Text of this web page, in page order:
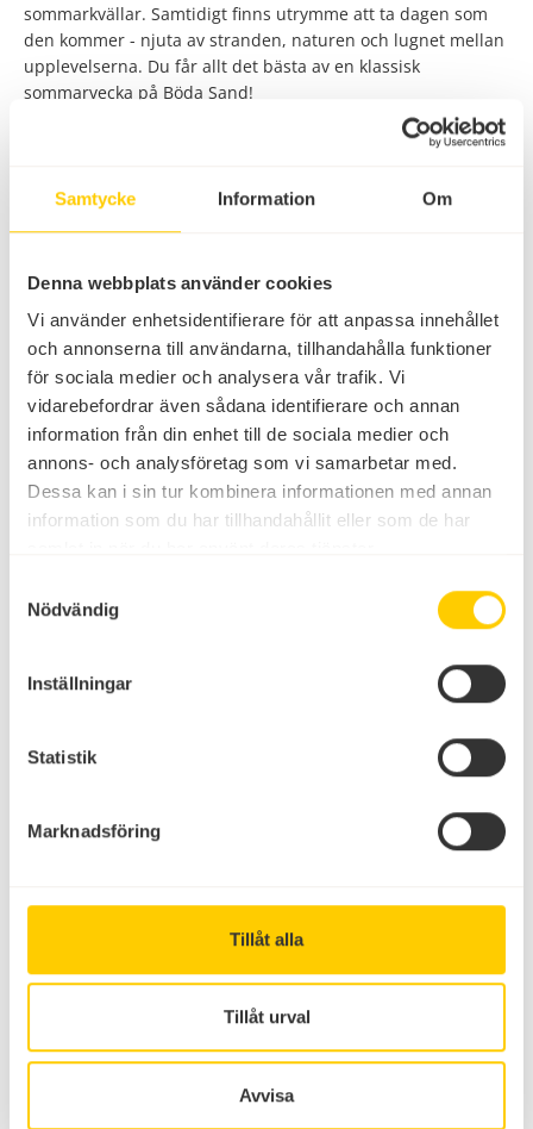
Samtycke Information Om
Denna webbplats använder cookies
Vi använder enhetsidentifierare för att anpassa innehållet
och annonserna till användarna, tillhandahålla funktioner
för sociala medier och analysera vår trafik. Vi
vidarebefordrar även sådana identifierare och annan
information från din enhet till de sociala medier och
annons- och analysföretag som vi samarbetar med.
Dessa kan i sin tur kombinera informationen med annan
information som du har tillhandahållit eller som de har
Nödvändig
Inställningar
Statistik
Marknadsföring
Tillåt alla
Tillåt urval
Avvisa
sommarkvällar. Samtidigt finns utrymme att ta dagen som
den kommer - njuta av stranden, naturen och lugnet mellan
upplevelserna. Du får allt det bästa av en klassisk
sommarvecka på Böda Sand!
Vad händer vecka 27?
Johan Sahlberg på After Beachen
Lilla Al-Fadji uppträder 1 juli
Nöjesshower på scenen
Barnaktiviteter med Bödde, Havis & Vinda
Quiz, trubadur & karaoke på Restaurang Centro
After Beach på Böda Beach Club
... och mycket, mycket mer!